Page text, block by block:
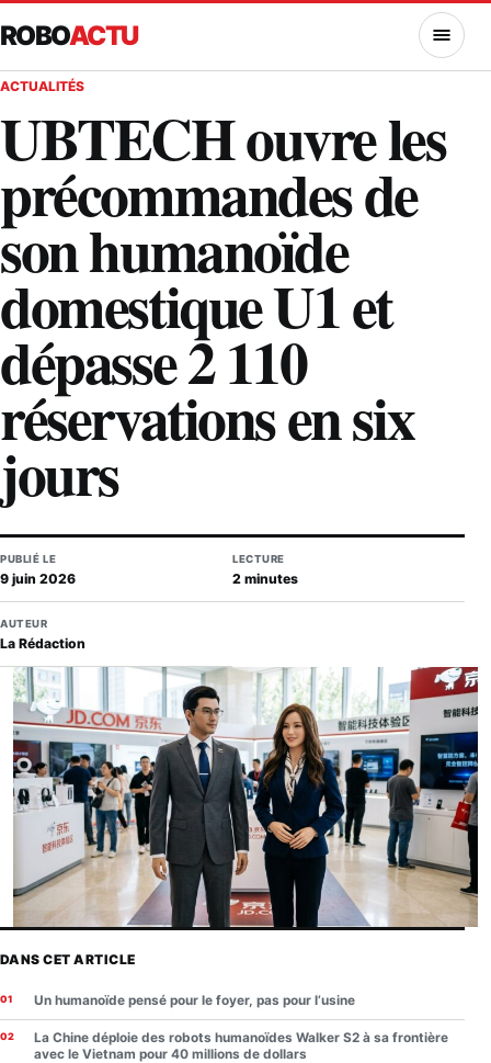
ROBOACTU MENU
ACTUALITÉS
UBTECH ouvre les
précommandes de
son humanoïde
domestique U1 et
dépasse 2 110
réservations en six
jours
PUBLIÉ LE
9 juin 2026
LECTURE
2 minutes
AUTEUR
La Rédaction
DANS CET ARTICLE
Un humanoïde pensé pour le foyer, pas pour l’usine
La Chine déploie des robots humanoïdes Walker S2 à sa frontière
avec le Vietnam pour 40 millions de dollars